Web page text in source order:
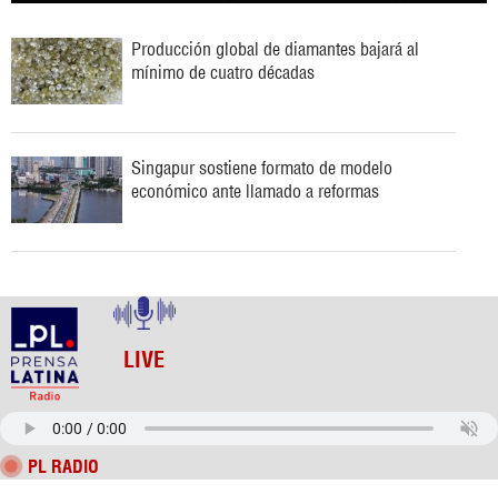
Producción global de diamantes bajará al
mínimo de cuatro décadas
Singapur sostiene formato de modelo
económico ante llamado a reformas
LIVE
PL RADIO